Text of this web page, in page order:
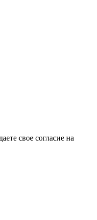
свое согласие на